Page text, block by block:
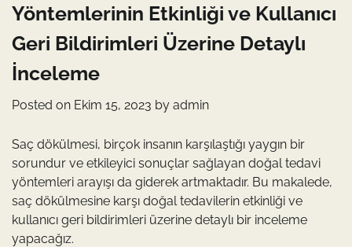
Yöntemlerinin Etkinliği ve Kullanıcı
Geri Bildirimleri Üzerine Detaylı
İnceleme
Posted on Ekim 15, 2023 by admin
Saç dökülmesi, birçok insanın karşılaştığı yaygın bir
sorundur ve etkileyici sonuçlar sağlayan doğal tedavi
yöntemleri arayışı da giderek artmaktadır. Bu makalede,
saç dökülmesine karşı doğal tedavilerin etkinliği ve
kullanıcı geri bildirimleri üzerine detaylı bir inceleme
yapacağız.